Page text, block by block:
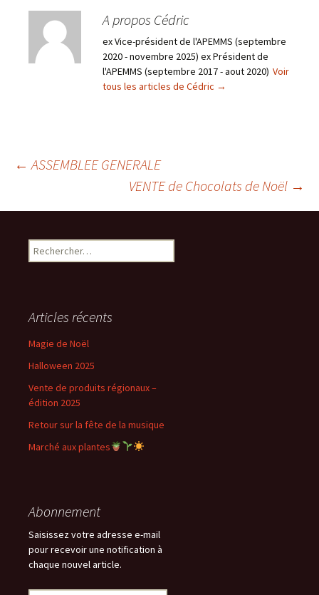
A propos Cédric
ex Vice-président de l'APEMMS (septembre
2020 - novembre 2025) ex Président de
l'APEMMS (septembre 2017 - aout 2020) Voir
tous les articles de Cédric →
Navigation
des
articles
← ASSEMBLEE GENERALE
VENTE de Chocolats de Noël →
Rechercher :
Articles récents
Magie de Noël
Halloween 2025
Vente de produits régionaux –
édition 2025
Retour sur la fête de la musique
Marché aux plantes
Abonnement
Saisissez votre adresse e-mail
pour recevoir une notification à
chaque nouvel article.